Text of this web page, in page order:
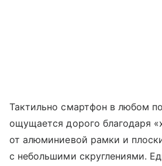
Тактильно смартфон в любом
ощущается дорого благодаря
от алюминиевой рамки и
с небольшими скруглениями.